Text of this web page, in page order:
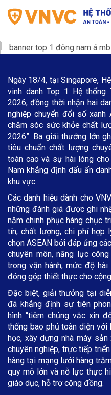
Ngày 18/4, tại Singapore,
vinh danh Top 1 Hệ thống
2026, đồng thời nhận hai
nghiệp chuyển đổi số xanh
chăm sóc sức khỏe chất
2026”. Ba giải thưởng lớn
tiêu chuẩn chất lượng
toàn cao và sự hài lòng
Nam khẳng định dấu ấn
khu vực.
Các danh hiệu dành cho
những đánh giá được ghi
năm chinh phục hàng chục
tín, chất lượng, chi phí hợp
chọn ASEAN bởi đáp ứng
chuyên môn, năng lực
trong vận hành, mức độ
đóng góp thiết thực cho
Đặc biệt, giải thưởng tại
đã khẳng định sự tiên
hình “tiêm chủng vắc xin
thống bao phủ toàn diện
học, xây dựng nhà máy
chuyên nghiệp, trực tiếp
hàng tại mạng lưới hàng
quy mô lớn và nỗ lực thực
giáo dục, hỗ trợ cộng đồng.